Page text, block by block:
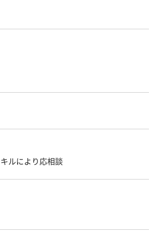
ルにより応相談